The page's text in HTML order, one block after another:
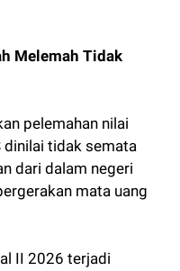
Melemah Tidak
pelemahan nilai
dinilai tidak semata
dari dalam negeri
mata uang
II 2026 terjadi